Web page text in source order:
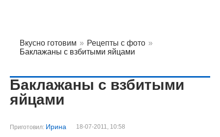
Вкусно готовим » Рецепты с фото »
Баклажаны с взбитыми яйцами
Баклажаны с взбитыми
яйцами
Приготовил: Ирина 18-07-2011, 10:58